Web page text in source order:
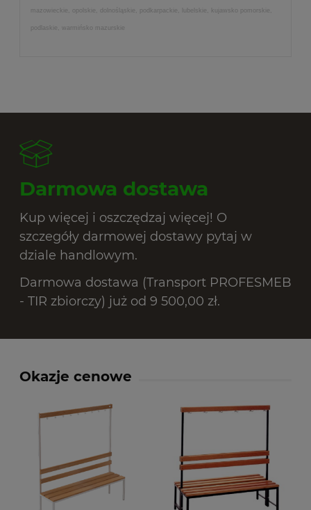
mazowieckie, opolskie, dolnośląskie, podkarpackie, lubelskie, kujawsko pomorskie,
podlaskie, warmińsko mazurskie
Darmowa dostawa
Kup więcej i oszczędzaj więcej! O
szczegóły darmowej dostawy pytaj w
dziale handlowym.
Darmowa dostawa (Transport PROFESMEB
- TIR zbiorczy) już od 9 500,00 zł.
Okazje cenowe